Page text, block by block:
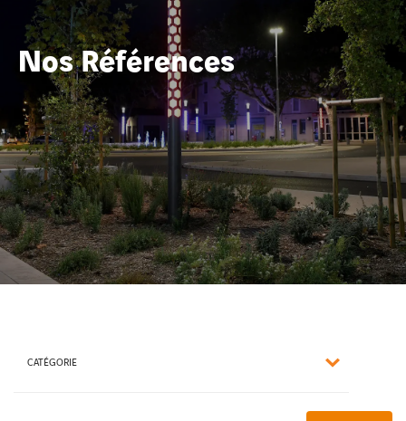
Nous rejoindre
A la une
Contact
twitterlinkedin youtube
Nos Références
CATÉGORIE